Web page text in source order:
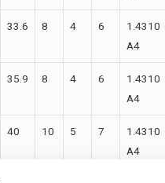
33.6 8 4 6
1.4310
А4
35.9 8 4 6
1.4310
А4
40 10 5 7
1.4310
А4